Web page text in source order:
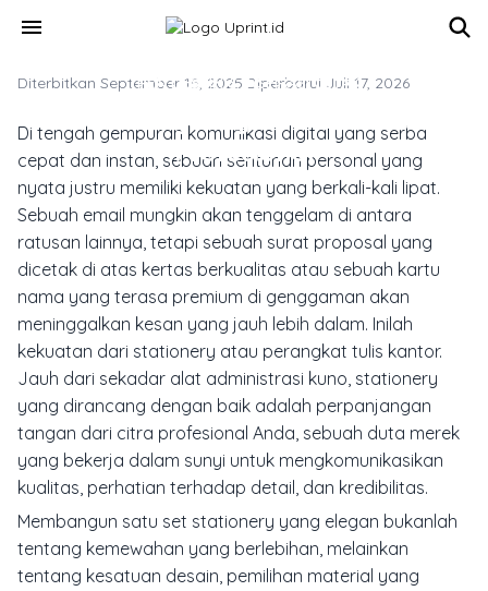
menu
TREN DESAIN & INSPIRASI CETAK
Stationery Elegan Untuk Citra
Profesional
Diterbitkan September 15, 2025 Diperbarui Juli 17, 2026
Di tengah gempuran komunikasi digital yang serba
cepat dan instan, sebuah sentuhan personal yang
nyata justru memiliki kekuatan yang berkali-kali lipat.
Sebuah email mungkin akan tenggelam di antara
ratusan lainnya, tetapi sebuah surat proposal yang
dicetak di atas kertas berkualitas atau sebuah kartu
nama yang terasa premium di genggaman akan
meninggalkan kesan yang jauh lebih dalam. Inilah
kekuatan dari stationery atau perangkat tulis kantor.
Jauh dari sekadar alat administrasi kuno, stationery
yang dirancang dengan baik adalah perpanjangan
tangan dari citra profesional Anda, sebuah duta merek
yang bekerja dalam sunyi untuk mengkomunikasikan
kualitas, perhatian terhadap detail, dan kredibilitas.
Membangun satu set stationery yang elegan bukanlah
tentang kemewahan yang berlebihan, melainkan
tentang kesatuan desain, pemilihan material yang